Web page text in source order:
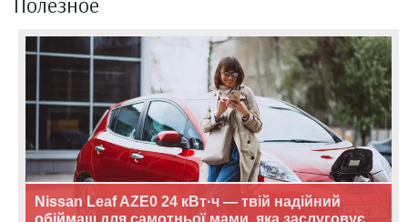
Nissan Leaf AZE0 24 кВт·ч — твій надійний